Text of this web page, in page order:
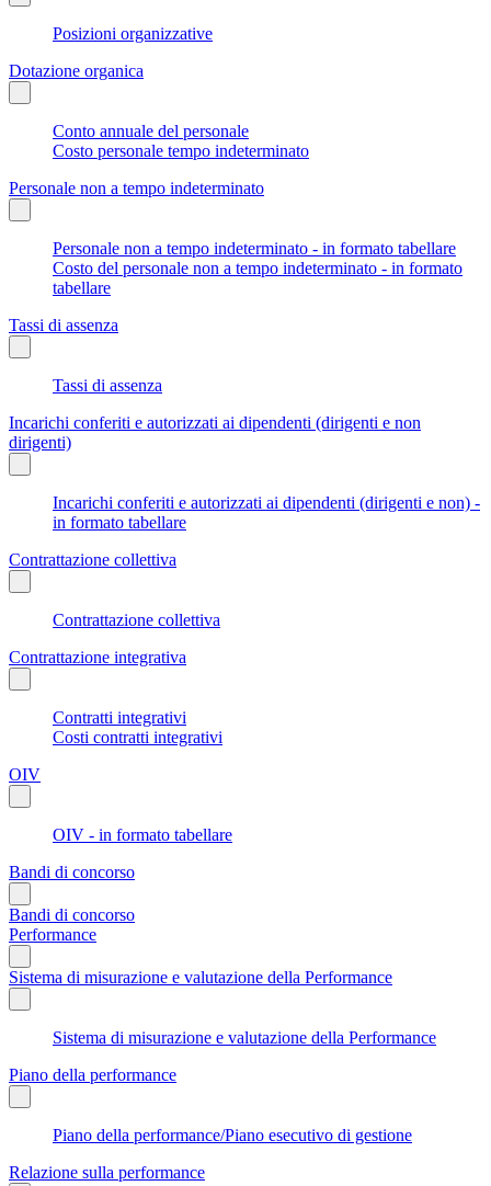
Posizioni organizzative
Dotazione organica
Conto annuale del personale
Costo personale tempo indeterminato
Personale non a tempo indeterminato
Personale non a tempo indeterminato - in formato tabellare
Costo del personale non a tempo indeterminato - in formato
tabellare
Tassi di assenza
Tassi di assenza
Incarichi conferiti e autorizzati ai dipendenti (dirigenti e non
dirigenti)
Incarichi conferiti e autorizzati ai dipendenti (dirigenti e non) -
in formato tabellare
Contrattazione collettiva
Contrattazione collettiva
Contrattazione integrativa
Contratti integrativi
Costi contratti integrativi
OIV
OIV - in formato tabellare
Bandi di concorso
Bandi di concorso
Performance
Sistema di misurazione e valutazione della Performance
Sistema di misurazione e valutazione della Performance
Piano della performance
Piano della performance/Piano esecutivo di gestione
Relazione sulla performance